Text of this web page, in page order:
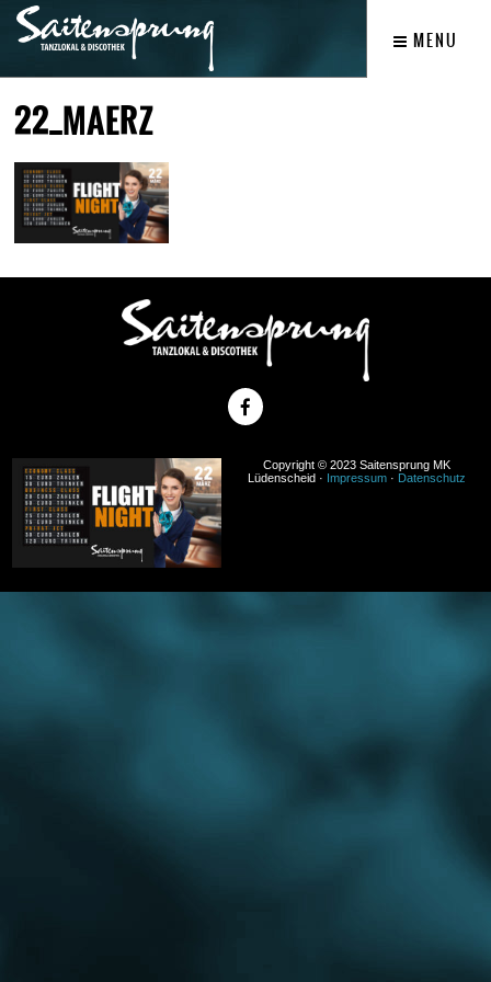
MENU
22_MAERZ
Copyright © 2023 Saitensprung MK
Lüdenscheid · Impressum · Datenschutz